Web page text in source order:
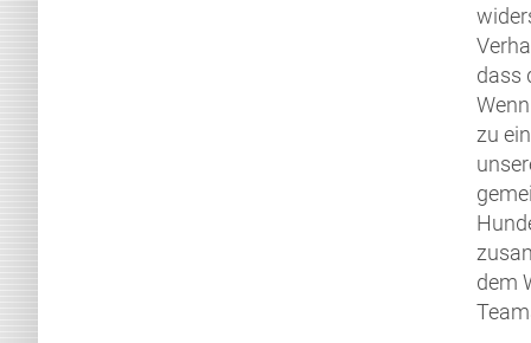
dass
zu
dem